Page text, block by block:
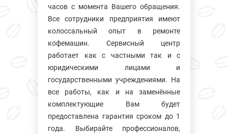
часов с момента Вашего обращения.
Все сотрудники предприятия имеют
колосcальный опыт в ремонте
кофемашин. Сервисный центр
работает как с частными так и с
юридическими лицами и
государственными учреждениями. На
все работы, как и на заменённые
комплектующие Вам будет
предоставлена гарантия сроком до 1
года. Выбирайте профессионалов,